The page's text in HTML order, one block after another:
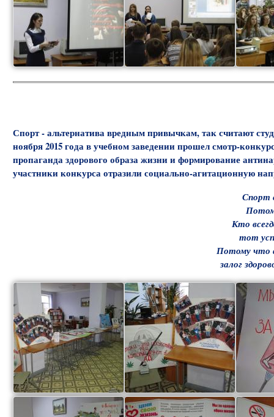
Спорт - альтернатива вредным привычкам, так считают
ноября 2015 года в учебном заведении прошел смотр-
пропаганда здорового образа жизни и формирование
участники конкурса отразили социально-агитационную
Спорт
Кто
тот
Потому что
залог